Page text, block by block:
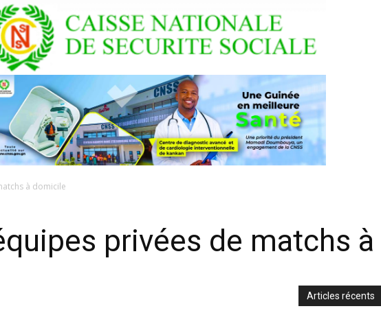
à domicile
privées de matchs
Articles récents